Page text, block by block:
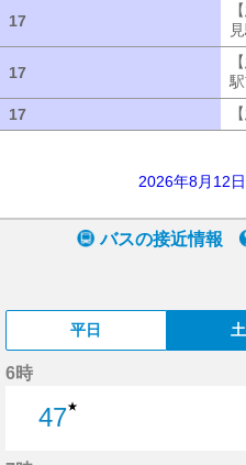
17
17
17
2026年8月12
バスの接近情報
平日
6時
47★